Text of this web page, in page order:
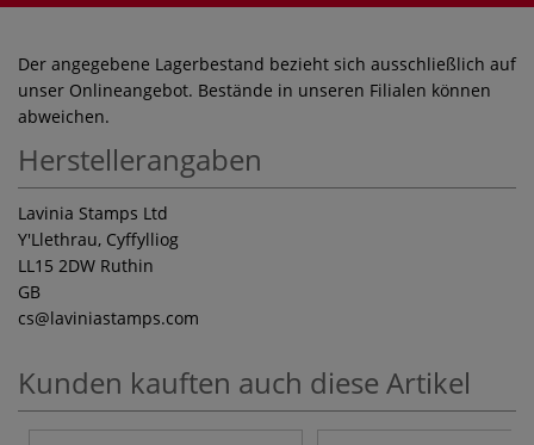
Der angegebene Lagerbestand bezieht sich ausschließlich auf
unser Onlineangebot. Bestände in unseren Filialen können
abweichen.
Herstellerangaben
Lavinia Stamps Ltd
Y'Llethrau, Cyffylliog
LL15 2DW Ruthin
GB
cs@laviniastamps.com
Kunden kauften auch diese Artikel